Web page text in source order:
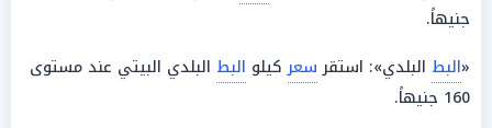
جنيهاً.
«البط البلدي»: استقرسعركيلو البط البلدي البيتي عند مستوى
160 جنيهاً.